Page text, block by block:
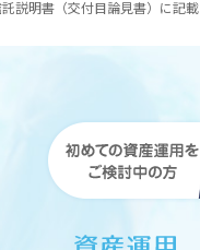
説明書（交付目論見書）に記